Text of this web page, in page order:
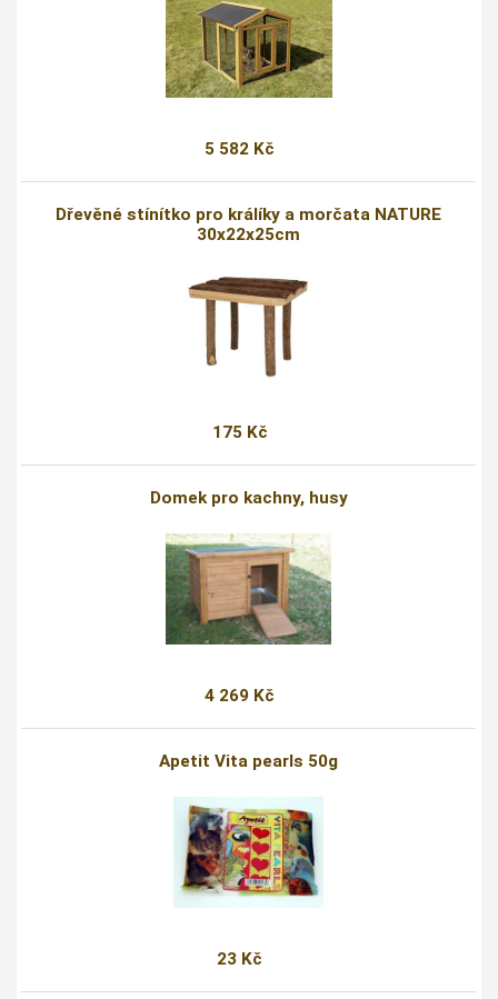
5 582 Kč
Dřevěné stínítko pro králíky a morčata NATURE
30x22x25cm
175 Kč
Domek pro kachny, husy
4 269 Kč
Apetit Vita pearls 50g
23 Kč